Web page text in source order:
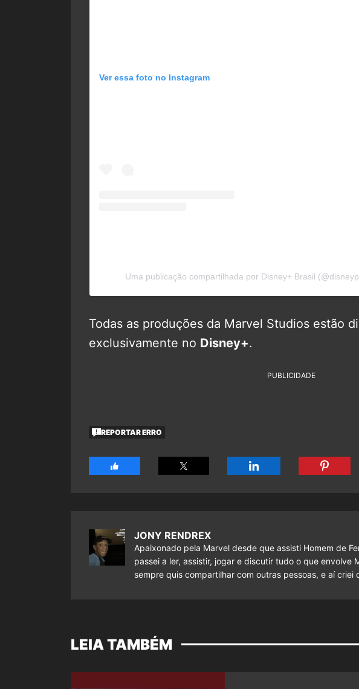
Ver essa foto no Instagram
Uma publicação compartilhada por Disney+ Brasil
Todas as produções da Marvel Studios estão
exclusivamente no Disney+.
PUBLICIDADE
REPORTAR ERRO
JONY RENDREX
Apaixonado pela Marvel desde que assisti Homem de
passei a ler, assistir, jogar e discutir tudo o que envolve
sempre quis compartilhar com outras pessoas, e aí criei
LEIA TAMBÉM